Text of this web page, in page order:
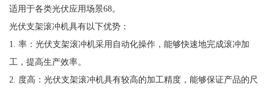
适用于各类光伏应用场景68。
光伏支架滚冲机具有以下优势：
1. 率：光伏支架滚冲机采用自动化操作，能够快速地完成滚冲加
工，提高生产效率。
2. 度高：光伏支架滚冲机具有较高的加工精度，能够保证产品的尺